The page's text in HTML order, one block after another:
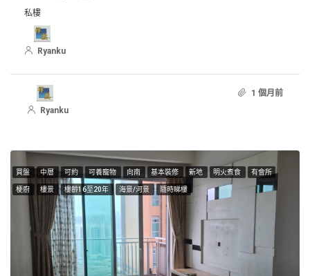
私樓
Ryanku
Ryanku
1 個月前
買盤 中層 可約 可養寵物 向南 基本裝修 新地 明火煮食 有會所
梗廚 樓景 樓齡16至20年 海景/河景 隨時睇樓